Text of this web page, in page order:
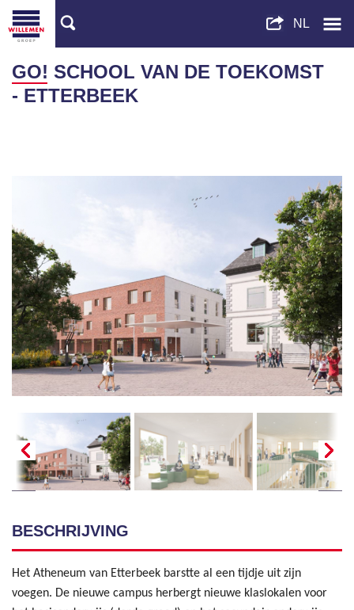
GO! SCHOOL VAN DE TOEKOMST
- ETTERBEEK
BESCHRIJVING
Het Atheneum van Etterbeek barstte al een tijdje uit zijn
voegen. De nieuwe campus herbergt nieuwe klaslokalen voor